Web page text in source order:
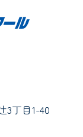
3丁目1-40